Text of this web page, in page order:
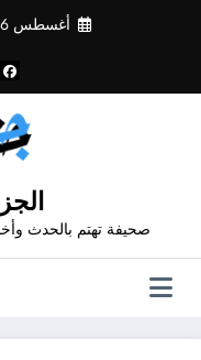
أغسطس 6, 2026
صحيفة تهتم بالحدث